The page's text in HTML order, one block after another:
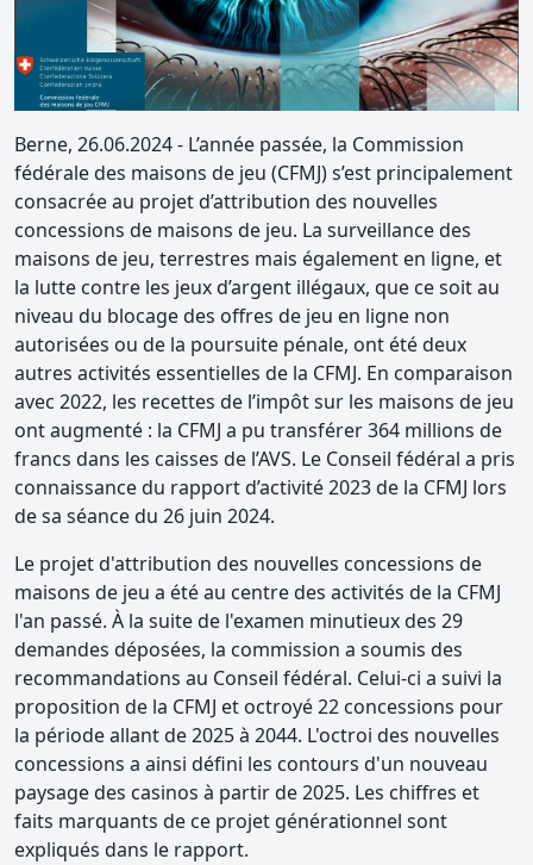
Berne, 26.06.2024 - L’année passée, la Commission
fédérale des maisons de jeu (CFMJ) s’est principalement
consacrée au projet d’attribution des nouvelles
concessions de maisons de jeu. La surveillance des
maisons de jeu, terrestres mais également en ligne, et
la lutte contre les jeux d’argent illégaux, que ce soit au
niveau du blocage des offres de jeu en ligne non
autorisées ou de la poursuite pénale, ont été deux
autres activités essentielles de la CFMJ. En comparaison
avec 2022, les recettes de l’impôt sur les maisons de jeu
ont augmenté : la CFMJ a pu transférer 364 millions de
francs dans les caisses de l’AVS. Le Conseil fédéral a pris
connaissance du rapport d’activité 2023 de la CFMJ lors
de sa séance du 26 juin 2024.
Le projet d'attribution des nouvelles concessions de
maisons de jeu a été au centre des activités de la CFMJ
l'an passé. À la suite de l'examen minutieux des 29
demandes déposées, la commission a soumis des
recommandations au Conseil fédéral. Celui-ci a suivi la
proposition de la CFMJ et octroyé 22 concessions pour
la période allant de 2025 à 2044. L'octroi des nouvelles
concessions a ainsi défini les contours d'un nouveau
paysage des casinos à partir de 2025. Les chiffres et
faits marquants de ce projet générationnel sont
expliqués dans le rapport.